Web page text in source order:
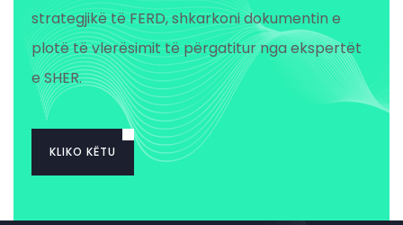
strategjikë të FERD, shkarkoni dokumentin e
plotë të vlerësimit të përgatitur nga ekspertët
e SHER.
KLIKO KËTU